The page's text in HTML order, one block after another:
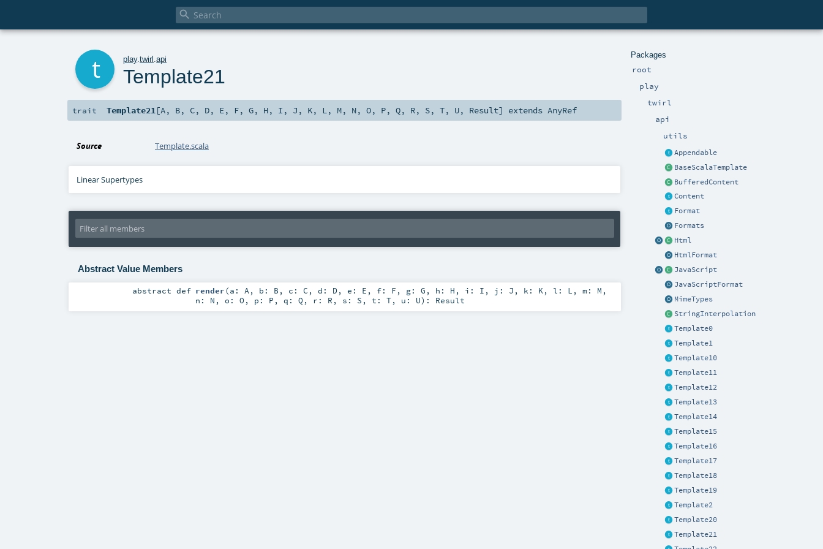

Packages
root
play
twirl
api
utils
Appendable
BaseScalaTemplate
BufferedContent
Content
Format
Formats
Html
HtmlFormat
JavaScript
JavaScriptFormat
MimeTypes
StringInterpolation
Template0
Template1
Template10
Template11
Template12
Template13
Template14
Template15
Template16
Template17
Template18
Template19
Template2
Template20
Template21
play.twirl .api
Template21
trait Template21[A, B, C, D, E, F,G, H, I , J , K, L, M, N,O, P,Q, R, S,T, U, Result] extendsAnyRef
Source Template.scala
Linear Supertypes
Abstract Value Members
abstractdef render(a: A , b: B , c: C , d: D, e: E , f: F , g: G , h: H , i: I , j: J , k: K , l: L , m: M ,
n: N , o: O, p: P , q: Q , r: R , s: S , t: T, u: U) : Result